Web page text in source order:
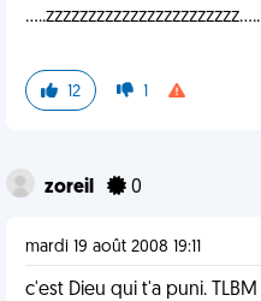
.....zzzzzzzzzzzzzzzzzzzzzzz.....
12 1
zoreil 0
mardi 19 août 2008 19:11
c'est Dieu qui t'a puni. TLBM